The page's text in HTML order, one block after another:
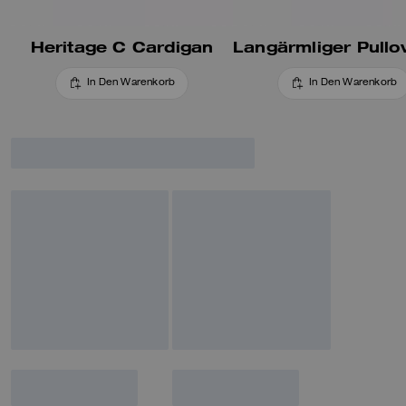
Heritage C Cardigan
In Den Warenkorb In Den Warenkorb